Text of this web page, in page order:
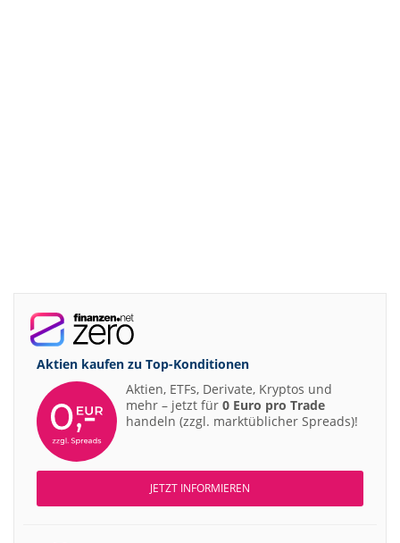
Aktien kaufen zu Top-Konditionen
Aktien, ETFs, Derivate, Kryptos und
mehr – jetzt für 0 Euro pro Trade
handeln (zzgl. marktüblicher Spreads)!
JETZT INFORMIEREN